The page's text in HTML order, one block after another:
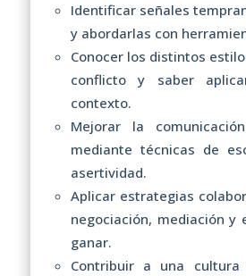
Identificar señales
y abordarlas con
Conocer los distintos
conflicto y saber
contexto.
Mejorar la
mediante técnicas de
asertividad.
Aplicar estrategias
negociación, mediación y
ganar.
Contribuir a una cultura